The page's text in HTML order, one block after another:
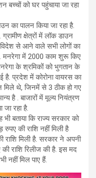
बच्चों को घर पहुंचाया जा रहा
का पालन किया जा रहा है.
ग्रामीण क्षेत्रों में लॉक डाउन
से आने वाले सभी लोगों का
है. मनरेगा में 2000 काम शुरू किए
के श्रमिकों को भुगतान के
है. प्रदेश में कोरोना वायरस का
थे, जिनमें से 3 ठीक हो गए
है . बाजारों में मूल्य नियंत्रण
जा रहा है.
बताया कि राज्य सरकार को
की राशि नहीं मिली है
मिली है. सरकार ने अपनी
राशि रिलीज की है. इस मद
नहीं मिल पाए हैं.